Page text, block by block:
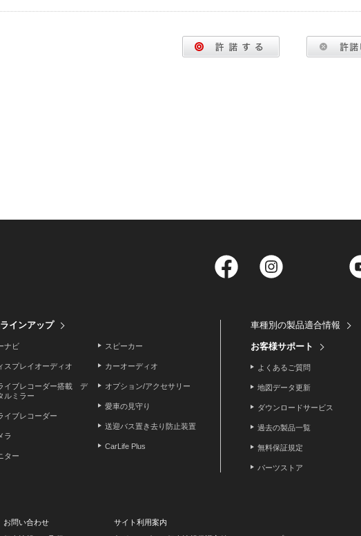
Facebook Twitter
インアップ
ナビ
スプレイオーディオ
イブレコーダー搭載 デ
ルミラー
イブレコーダー
ラ
ター
スピーカー
カーオーディオ
オプション/アクセサリー
愛車の見守り
送迎バス置き去り防止装置
CarLife Plus
車種別の製品適合情報
お客様サポート
よくあるご質問
地図データ更新
ダウンロードサービス
過去の製品一覧
無料保証規定
パーツストア
お問い合わせ
サイト利用案内